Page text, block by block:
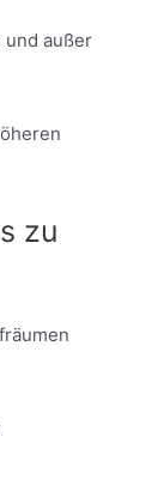
und außer
zu